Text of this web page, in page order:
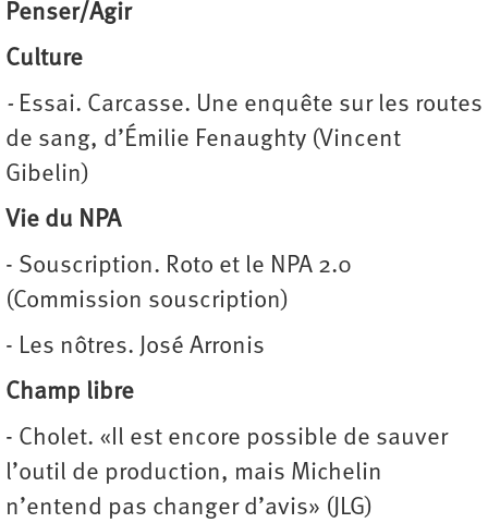
Penser/Agir
Culture
- Essai. Carcasse. Une enquête sur les routes
de sang, d’Émilie Fenaughty (Vincent
Gibelin)
Vie du NPA
- Souscription. Roto et le NPA 2.0
(Commission souscription)
- Les nôtres. José Arronis
Champ libre
- Cholet. «Il est encore possible de sauver
l’outil de production, mais Michelin
n’entend pas changer d’avis» (JLG)